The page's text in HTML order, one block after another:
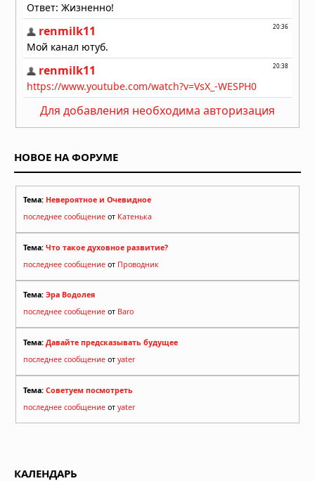
Для добавления необходима авторизация
НОВОЕ НА ФОРУМЕ
Тема: Невероятное и Очевидное
последнее сообщение от Катенька
Тема: Что такое духовное развитие?
последнее сообщение от Проводник
Тема: Эра Водолея
последнее сообщение от Baro
Тема: Давайте предсказывать будущее
последнее сообщение от yater
Тема: Советуем посмотреть
последнее сообщение от yater
КАЛЕНДАРЬ